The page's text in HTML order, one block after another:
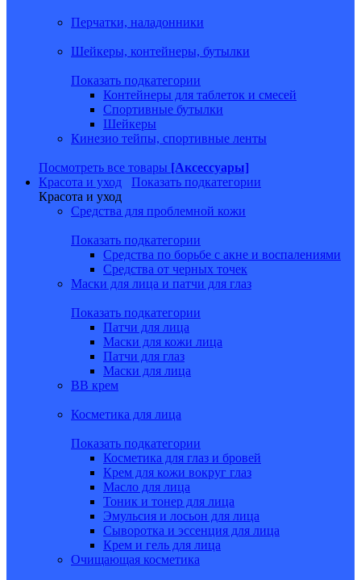
Перчатки, наладонники
Шейкеры, контейнеры, бутылки
Показать подкатегории
Контейнеры для таблеток и смесей
Спортивные бутылки
Шейкеры
Кинезио тейпы, спортивные ленты
Посмотреть все товары [Аксессуары]
Красота и уход
Показать подкатегории
Красота и уход
Средства для проблемной кожи
Показать подкатегории
Средства по борьбе с акне и воспалениями
Средства от черных точек
Маски для лица и патчи для глаз
Показать подкатегории
Патчи для лица
Маски для кожи лица
Патчи для глаз
Маски для лица
BB крем
Косметика для лица
Показать подкатегории
Косметика для глаз и бровей
Крем для кожи вокруг глаз
Масло для лица
Тоник и тонер для лица
Эмульсия и лосьон для лица
Сыворотка и эссенция для лица
Крем и гель для лица
Очищающая косметика